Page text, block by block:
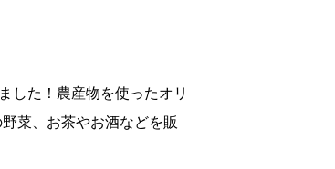
した！農産物を使ったオリ
菜、お茶やお酒などを販